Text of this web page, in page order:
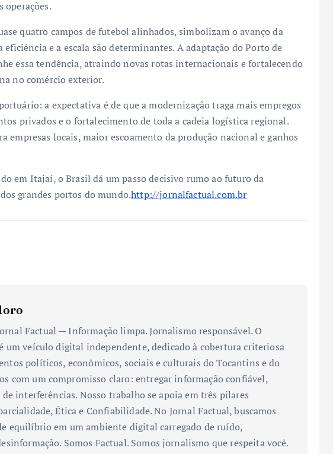
operações.
quatro campos de futebol alinhados, simbolizam o avanço da
e a escala são determinantes. A adaptação do Porto de
essa tendência, atraindo novas rotas internacionais e fortalecendo
no comércio exterior.
a expectativa é de que a modernização traga mais empregos
privados e o fortalecimento de toda a cadeia logística regional.
empresas locais, maior escoamento da produção nacional e ganhos
em Itajaí, o Brasil dá um passo decisivo rumo ao futuro da
grandes portos do mundo.http://jornalfactual.com.br
Factual — Informação limpa. Jornalismo responsável. O
um veículo digital independente, dedicado à cobertura criteriosa
políticos, econômicos, sociais e culturais do Tocantins e do
com um compromisso claro: entregar informação confiável,
interferências. Nosso trabalho se apoia em três pilares
Ética e Confiabilidade. No Jornal Factual, buscamos
equilíbrio em um ambiente digital carregado de ruído,
Somos Factual. Somos jornalismo que respeita você.